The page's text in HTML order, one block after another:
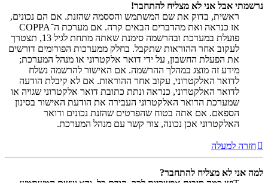
נרשמתי אבל אני לא מצליח להתחבר!
ראשית, בדוק את שם המשתמש והססמה שהזנת. אם הם נכונים,
אז כנראה ואת מהדברים הבאים קרה. אם מערכת ה־COPPA
פועלת במערכת ובהרשמה סימנת שאתה מתחת לגיל 13, תצטרך
לעקוב אחר ההוראות שתקבל. בחלק ממערכות הפורומים דורשים
את הפעלת החשבון, על ידי דואר אלקטרוני או מנהל המערכת;
מידע זה מוצג במהלך ההרשמה. אם האישור להרשמה נשלח
לדואר האלקטרוני, עקוב אחר ההוראות. אם לא קיבלת הודעה
לדואר האלקטרוני, כנראה ונתת כתובת דואר אלקטרוני שגויה או
שמערכת הדואר האלקטרוני העבירה את הודעת האישור בסינון
הספאם. אם אתה בטוח שהפרטים שהזנת נכונים ודואר
האלקטרוני אכן נכונה, צור קשר עם מנהל המערכת.
חזרה למעלה
למה אני לא מצליח להתחבר?